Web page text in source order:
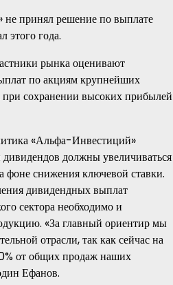
не принял решение по выплате
этого года.
рынка оценивают
по акциям крупнейших
сохранении высоких прибылей
«Альфа-Инвестиций»
должны увеличиваться
фоне снижения ключевой ставки.
дивидендных выплат
сектора необходимо и
«За главный ориентир мы
отрасли, так как сейчас на
от общих продаж наших
Ефанов.